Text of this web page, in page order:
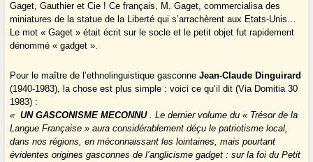
Gaget, Gauthier et Cie ! Ce français, M. Gaget, commercialisa des
miniatures de la statue de la Liberté qui s’arrachèrent aux Etats-Unis…
Le mot « Gaget » était écrit sur le socle et le petit objet fut rapidement
dénommé « gadget ».
Pour le maître de l’ethnolinguistique gasconne Jean-Claude Dinguirard
(1940-1983), la chose est plus simple : voici ce qu’il dit (Via Domitia 30
1983) :
« UN GASCONISME MECONNU. Le dernier volume du « Trésor de la
Langue Française » aura considérablement déçu le patriotisme local,
dans nos régions, en méconnaissant les lointaines, mais pourtant
évidentes origines gasconnes de l’anglicisme gadget : sur la foi du Petit